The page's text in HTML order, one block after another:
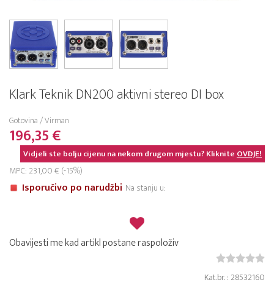
Klark Teknik DN200 aktivni stereo DI box
Gotovina / Virman
196,35 €
Vidjeli ste bolju cijenu na nekom drugom mjestu? KlikniteOVDJE!
MPC: 231,00 € (-15%)
Isporučivo po narudžbi Na stanju u:
Obavijesti me kad artikl postane raspoloživ
Kat.br. : 28532160